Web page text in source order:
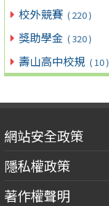
校外競賽 ( 220 )
獎助學金 ( 320 )
壽山高中校規 ( 10 )
網站安全政策
隱私權政策
著作權聲明